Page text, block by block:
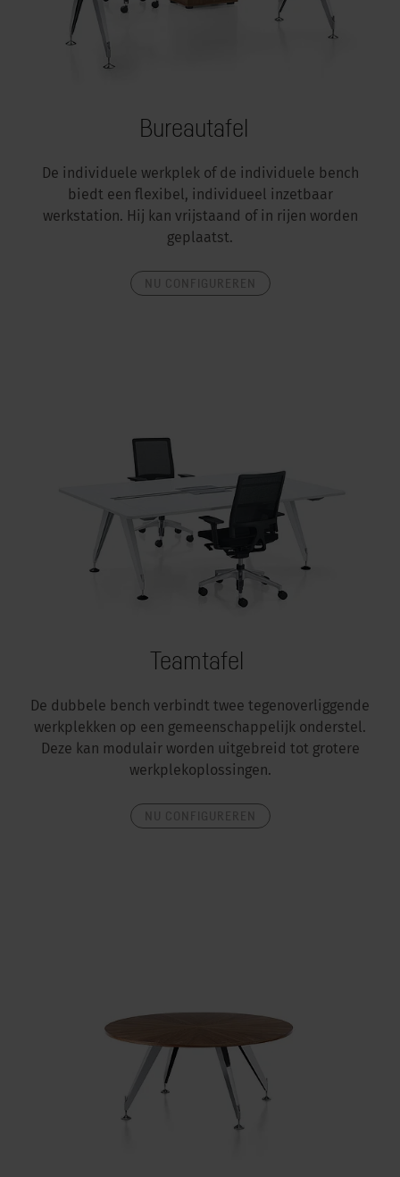
Bureautafel
De individuele werkplek of de individuele bench
biedt een flexibel, individueel inzetbaar
werkstation. Hij kan vrijstaand of in rijen worden
geplaatst.
Teamtafel
De dubbele bench verbindt twee tegenoverliggende
werkplekken op een gemeenschappelijk onderstel.
Deze kan modulair worden uitgebreid tot grotere
werkplekoplossingen.